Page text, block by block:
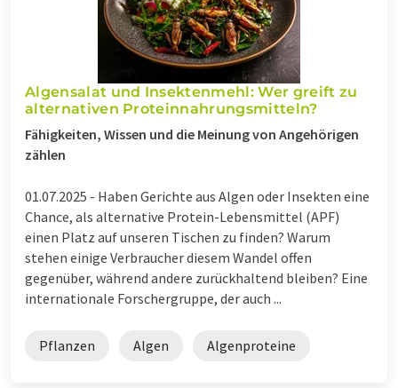
Algensalat und Insektenmehl: Wer greift zu
alternativen Proteinnahrungsmitteln?
Fähigkeiten, Wissen und die Meinung von Angehörigen
zählen
01.07.2025 - Haben Gerichte aus Algen oder Insekten eine
Chance, als alternative Protein-Lebensmittel (APF)
einen Platz auf unseren Tischen zu finden? Warum
stehen einige Verbraucher diesem Wandel offen
gegenüber, während andere zurückhaltend bleiben? Eine
internationale Forschergruppe, der auch ...
Pflanzen Algen Algenproteine